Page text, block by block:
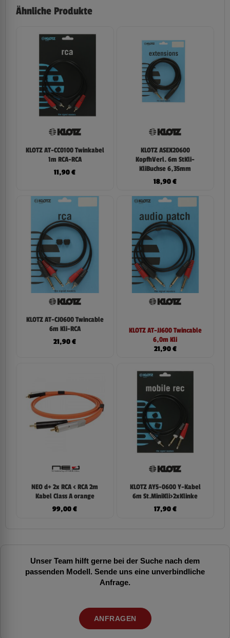
Ähnliche Produkte
KLOTZ AT-CC0100 Twinkabel
1m RCA-RCA
11,90€
KLOTZ ASEX20600
KopfhVerl. 6m StKli-
KliBuchse 6,35mm
18,90€
KLOTZ AT-CJ0600 Twincable
6m Kli-RCA
21,90€
KLOTZ AT-JJ600 Twincable
6,0m Kli
21,90€
NEO d+ 2x RCA < RCA 2m
Kabel Class A orange
99,00€
KLOTZ AY5-0600 Y-Kabel
6m St.MiniKli>2xKlinke
17,90€
Unser Team hilft gerne bei der Suche nach dem
passenden Modell. Sende uns eine unverbindliche
Anfrage.
ANFRAGEN